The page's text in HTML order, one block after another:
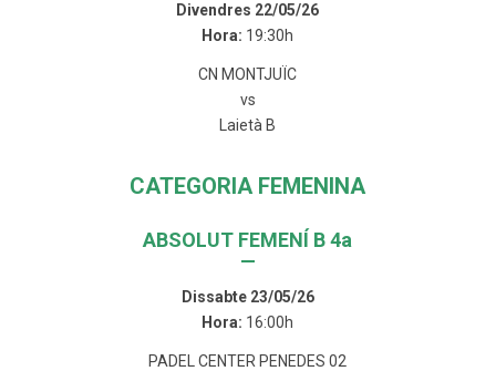
Divendres 22/05/26
Hora: 19:30h
CN MONTJUÏC
vs
Laietà B
CATEGORIA FEMENINA
ABSOLUT FEMENÍ B 4a
—
Dissabte 23/05/26
Hora: 16:00h
PADEL CENTER PENEDES 02